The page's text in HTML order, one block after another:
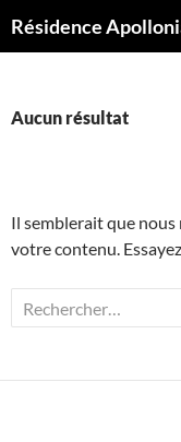
auRésidence
Aucun résultat
Il semblerait que nous
votre contenu.
Rechercher :